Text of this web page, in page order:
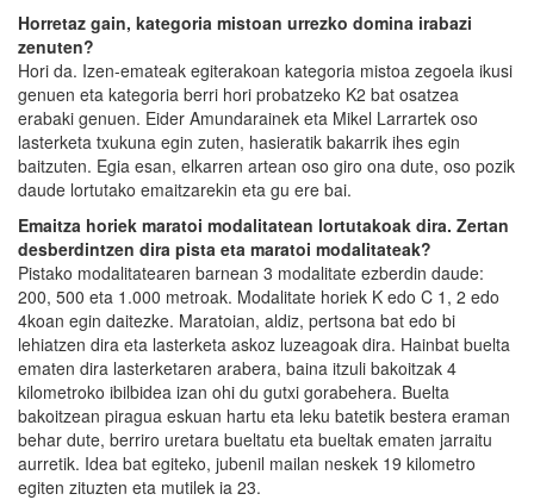
Horretaz gain, kategoria mistoan urrezko domina irabazi
zenuten?
Hori da. Izen-emateak egiterakoan kategoria mistoa zegoela ikusi
genuen eta kategoria berri hori probatzeko K2 bat osatzea
erabaki genuen. Eider Amundarainek eta Mikel Larrartek oso
lasterketa txukuna egin zuten, hasieratik bakarrik ihes egin
baitzuten. Egia esan, elkarren artean oso giro ona dute, oso pozik
daude lortutako emaitzarekin eta gu ere bai.
Emaitza horiek maratoi modalitatean lortutakoak dira. Zertan
desberdintzen dira pista eta maratoi modalitateak?
Pistako modalitatearen barnean 3 modalitate ezberdin daude:
200, 500 eta 1.000 metroak. Modalitate horiek K edo C 1, 2 edo
4koan egin daitezke. Maratoian, aldiz, pertsona bat edo bi
lehiatzen dira eta lasterketa askoz luzeagoak dira. Hainbat buelta
ematen dira lasterketaren arabera, baina itzuli bakoitzak 4
kilometroko ibilbidea izan ohi du gutxi gorabehera. Buelta
bakoitzean piragua eskuan hartu eta leku batetik bestera eraman
behar dute, berriro uretara bueltatu eta bueltak ematen jarraitu
aurretik. Idea bat egiteko, jubenil mailan neskek 19 kilometro
egiten zituzten eta mutilek ia 23.